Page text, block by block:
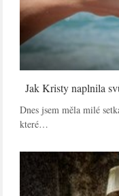
Jak Kristy naplnila
Dnes jsem měla milé
které…